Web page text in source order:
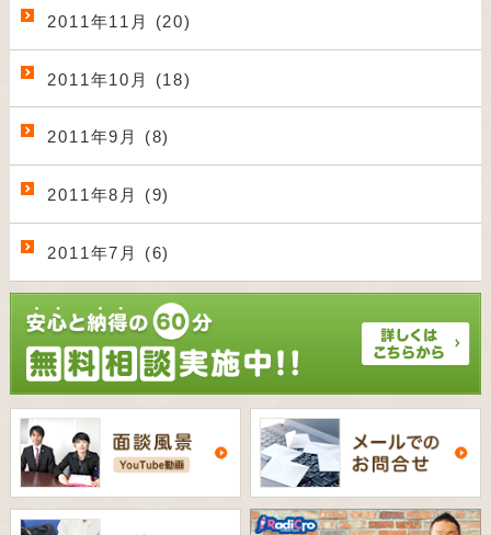
2011年11月 (20)
2011年10月 (18)
2011年9月 (8)
2011年8月 (9)
2011年7月 (6)